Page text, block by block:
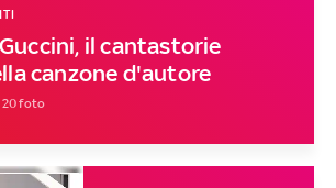
il cantastorie
canzone d'autore
20 foto